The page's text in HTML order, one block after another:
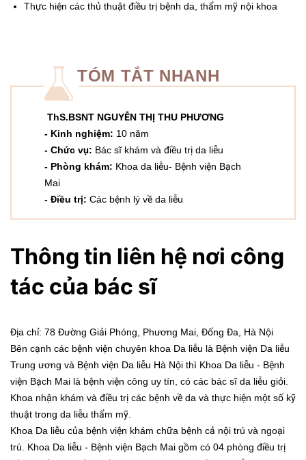
Thực hiện các thủ thuật điều trị bệnh da, thẩm mỹ nội khoa
TÓM TẮT NHANH
ThS.BSNT NGUYỄN THỊ THU PHƯƠNG
- Kinh nghiệm: 10 năm
- Chức vụ: Bác sĩ khám và điều trị da liễu
- Phòng khám: Khoa da liễu- Bệnh viện Bạch
Mai
- Điều trị: Các bệnh lý về da liễu
Thông tin liên hệ nơi công
tác của bác sĩ
Địa chỉ: 78 Đường Giải Phóng, Phương Mai, Đống Đa, Hà Nội
Bên cạnh các bệnh viện chuyên khoa Da liễu là Bệnh viện Da liễu
Trung ương và Bệnh viện Da liễu Hà Nội thì Khoa Da liễu - Bệnh
viện Bạch Mai là bệnh viện công uy tín, có các bác sĩ da liễu giỏi.
Khoa nhận khám và điều trị các bệnh về da và thực hiện một số kỹ
thuật trong da liễu thẩm mỹ.
Khoa Da liễu của bệnh viện khám chữa bệnh cả nội trú và ngoại
trú. Khoa Da liễu - Bệnh viện Bạch Mai gồm có 04 phòng điều trị